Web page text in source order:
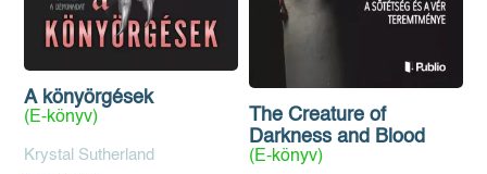
A könyörgések
(E-könyv)
Krystal Sutherland
The Creature of
Darkness and Blood
(E-könyv)